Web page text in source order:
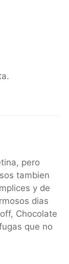
pero
tambien
y de
dias
Chocolate
que no